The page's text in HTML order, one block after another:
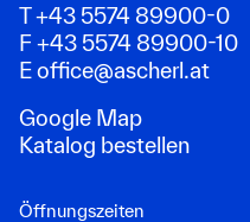
T +43 5574 89900-0
F +43 5574 89900-10
Eoffice@ascherl.at
Google Map
Katalog bestellen
Öffnungszeiten